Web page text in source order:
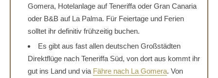
Gomera, Hotelanlage auf Teneriffa oder Gran Canaria
oder B&B auf La Palma. Für Feiertage und Ferien
solltet ihr definitiv frühzeitig buchen.
Es gibt aus fast allen deutschen Großstädten
Direktflüge nach Teneriffa Süd, von dort aus kommt ihr
gut ins Land und via Fähre nach La Gomera. Von